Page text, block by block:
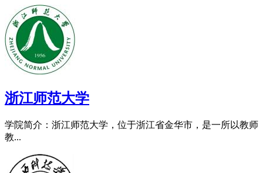
浙江师范大学
学院简介：浙江师范大学，位于浙江省金华市，是一所以教师
教...